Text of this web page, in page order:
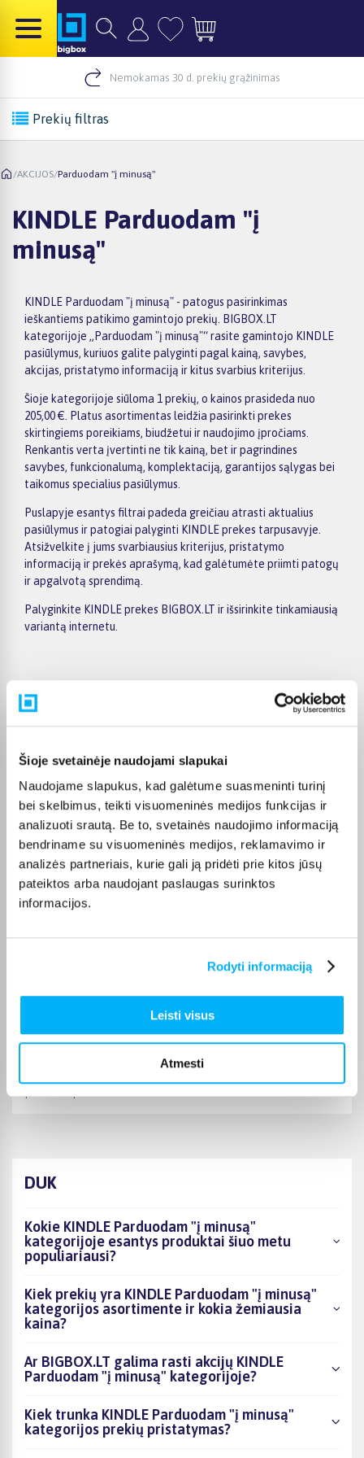
Šioje svetainėje naudojami slapukai
Naudojame slapukus, kad galėtume suasmeninti turinį
bei skelbimus, teikti visuomeninės medijos funkcijas ir
analizuoti srautą. Be to, svetainės naudojimo informaciją
bendriname su visuomeninės medijos, reklamavimo ir
analizės partneriais, kurie gali ją pridėti prie kitos jūsų
pateiktos arba naudojant paslaugas surinktos
informacijos.
Rodyti informaciją
Leisti visus
Atmesti
Nemokamas 30 d. prekių grąžinimas
Prekių filtras
/AKCIJOS/Parduodam "į minusą"
KINDLE Parduodam "į
minusą"
KINDLE Parduodam "į minusą" - patogus pasirinkimas
ieškantiems patikimo gamintojo prekių. BIGBOX.LT
kategorijoje „Parduodam "į minusą"“ rasite gamintojo KINDLE
pasiūlymus, kuriuos galite palyginti pagal kainą, savybes,
akcijas, pristatymo informaciją ir kitus svarbius kriterijus.
Šioje kategorijoje siūloma 1 prekių, o kainos prasideda nuo
205,00 €. Platus asortimentas leidžia pasirinkti prekes
skirtingiems poreikiams, biudžetui ir naudojimo įpročiams.
Renkantis verta įvertinti ne tik kainą, bet ir pagrindines
savybes, funkcionalumą, komplektaciją, garantijos sąlygas bei
taikomus specialius pasiūlymus.
Puslapyje esantys filtrai padeda greičiau atrasti aktualius
pasiūlymus ir patogiai palyginti KINDLE prekes tarpusavyje.
Atsižvelkite į jums svarbiausius kriterijus, pristatymo
informaciją ir prekės aprašymą, kad galėtumėte priimti patogų
ir apgalvotą sprendimą.
Palyginkite KINDLE prekes BIGBOX.LT ir išsirinkite tinkamiausią
variantą internetu.
Pirkėjų atsiliepimai apie prekes
Olev S.
Patvirtintas pirkėjas
Kokybiškas. Pristatymas greitas. Rekomenduoju+++
Vahur T.
Pigus pasiūlymas
Žydrūnas K.
prekės. Bet pri ...
DUK
Kokie KINDLE Parduodam "į minusą"
kategorijoje esantys produktai šiuo metu
populiariausi?
Kiek prekių yra KINDLE Parduodam "į minusą"
kategorijos asortimente ir kokia žemiausia
kaina?
Ar BIGBOX.LT galima rasti akcijų KINDLE
Parduodam "į minusą" kategorijoje?
Kiek trunka KINDLE Parduodam "į minusą"
kategorijos prekių pristatymas?